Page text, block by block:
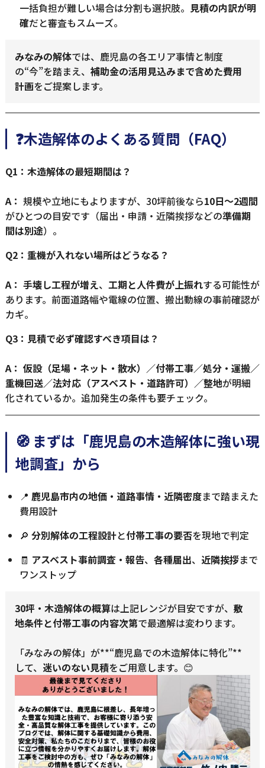
一括負担が難しい場合は分割も選択肢。 見積の内訳が明
確だと審査もスムーズ。
みなみの解体では、鹿児島の各エリア事情と制度
の“今”を踏まえ、 補助金の活用見込みまで含めた費用
計画をご提案します。
❓木造解体のよくある質問（FAQ）
Q1：木造解体の最短期間は？
A： 規模や立地にもよりますが、30坪前後なら10日〜2週間
がひとつの目安です（届出・申請・近隣挨拶などの準備期
間は別途）。
Q2：重機が入れない場所はどうなる？
A： 手壊し工程が増え、 工期と人件費が上振れする可能性が
あります。前面道路幅や電線の位置、搬出動線の事前確認が
カギ。
Q3：見積で必ず確認すべき項目は？
A： 仮設（足場・ネット・散水）／付帯工事／処分・運搬／
重機回送／法対応（アスベスト・道路許可）／整地が明細
化されているか。追加発生の条件も要チェック。
🧭 まずは「鹿児島の木造解体に強い現
地調査」から
📍 鹿児島市内の地価・道路事情・近隣密度まで踏まえた
費用設計
🔎 分別解体の工程設計と付帯工事の要否を現地で判定
🧾 アスベスト事前調査・報告、 各種届出、 近隣挨拶まで
ワンストップ
30坪・木造解体の概算は上記レンジが目安ですが、 敷
地条件と付帯工事の内容次第で最適解は変わります。
「みなみの解体」が**“鹿児島での木造解体に特化”**
して、 迷いのない見積をご用意します。😊